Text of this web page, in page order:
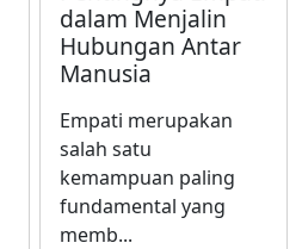
dalam Menjalin
Hubungan Antar
Manusia
Empati merupakan
salah satu
kemampuan paling
fundamental yang
memb...